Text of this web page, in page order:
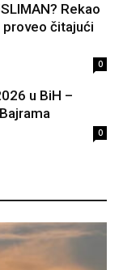
Rekao
čitajući
0
u BiH –
0